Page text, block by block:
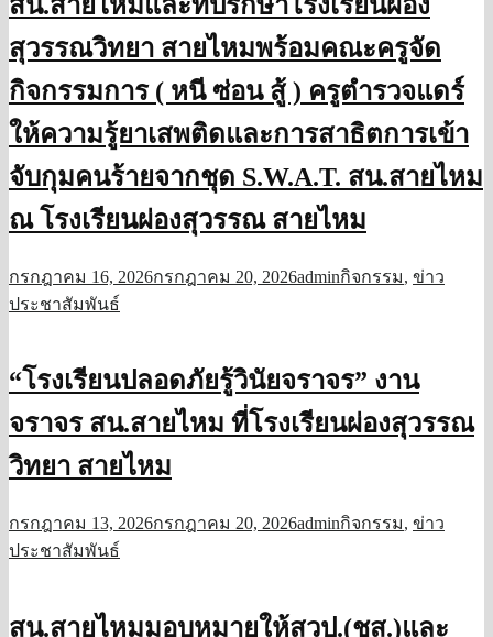
สุวรรณวิทยา สายไหมพร้อมคณะครูจัด
กิจกรรมการ ( หนี ซ่อน สู้ ) ครูตำรวจแดร์
ให้ความรู้ยาเสพติดและการสาธิตการเข้า
จับกุมคนร้ายจากชุด S.W.A.​T.​ สน.สายไหม
ณ โรงเรียนผ่องสุวรรณ สายไหม
กรกฎาคม 16, 2026กรกฎาคม 20, 2026adminกิจกรรม, ข่าว
ประชาสัมพันธ์
“โรงเรียนปลอดภัยรู้วินัยจราจร” งาน
จราจร สน.สายไหม ที่โรงเรียนผ่องสุวรรณ
วิทยา สายไหม
กรกฎาคม 13, 2026กรกฎาคม 20, 2026adminกิจกรรม, ข่าว
ประชาสัมพันธ์
สน.สายไหมมอบหมายให้สวป.(ชส.)และ